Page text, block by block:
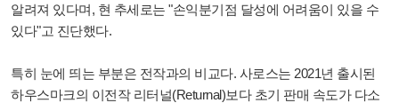
알려져 있다며, 현 추세로는 "손익분기점 달성에 어려움이 있을 수
있다"고 진단했다.
특히 눈에 띄는 부분은 전작과의 비교다. 사로스는 2021년 출시된
하우스마크의 이전작 리터널(Returnal)보다 초기 판매 속도가 다소